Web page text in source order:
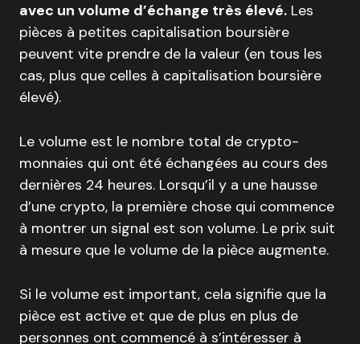
avec un volume d’échange très élevé. Les
pièces à petites capitalisation boursière
peuvent vite prendre de la valeur (en tous les
cas, plus que celles à capitalisation boursière
élevé).
Le volume est le nombre total de crypto-
monnaies qui ont été échangées au cours des
dernières 24 heures. Lorsqu’il y a une hausse
d’une crypto, la première chose qui commence
à montrer un signal est son volume. Le prix suit
à mesure que le volume de la pièce augmente.
Si le volume est important, cela signifie que la
pièce est active et que de plus en plus de
personnes ont commencé à s’intéresser à